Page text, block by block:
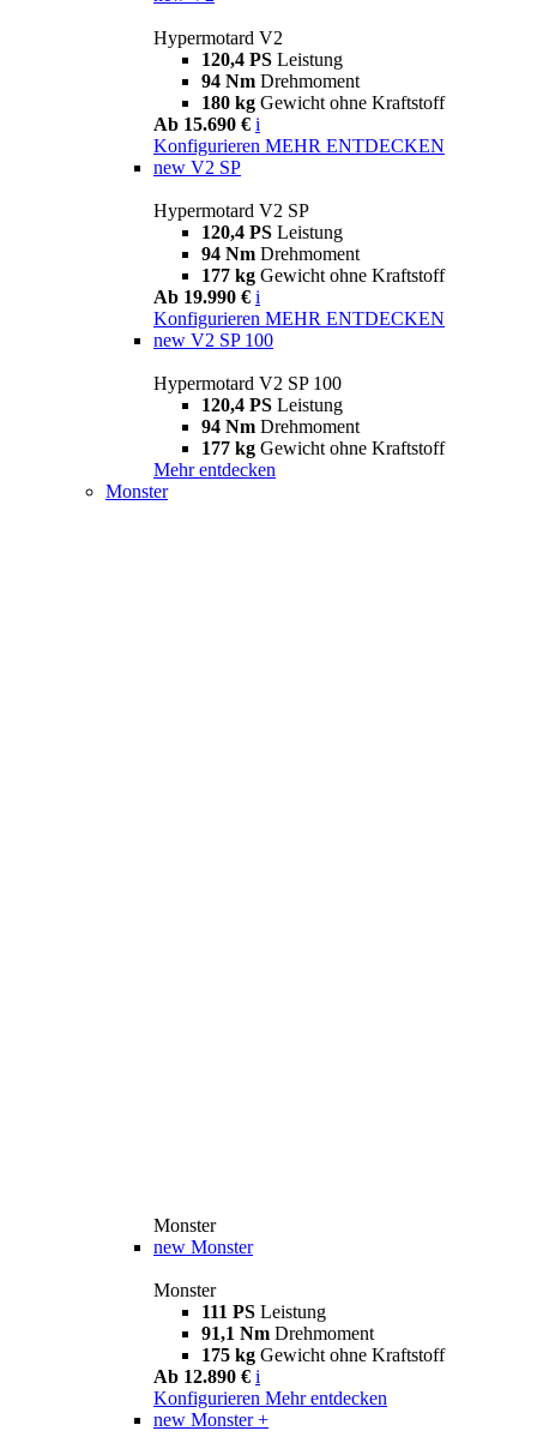
Hypermotard V2
120,4 PS Leistung
94 Nm Drehmoment
180 kg Gewicht ohne Kraftstoff
Ab 15.690 € i
Konfigurieren MEHR ENTDECKEN
new V2 SP
Hypermotard V2 SP
120,4 PS Leistung
94 Nm Drehmoment
177 kg Gewicht ohne Kraftstoff
Ab 19.990 € i
Konfigurieren MEHR ENTDECKEN
new V2 SP 100
Hypermotard V2 SP 100
120,4 PS Leistung
94 Nm Drehmoment
177 kg Gewicht ohne Kraftstoff
Mehr entdecken
Monster
Monster
new Monster
Monster
111 PS Leistung
91,1 Nm Drehmoment
175 kg Gewicht ohne Kraftstoff
Ab 12.890 € i
Konfigurieren Mehr entdecken
new Monster +